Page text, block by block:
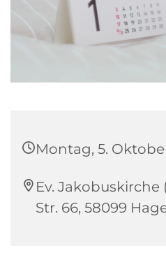
Montag, 5.
Ev. Jakobuskirche
Str. 66, 58099